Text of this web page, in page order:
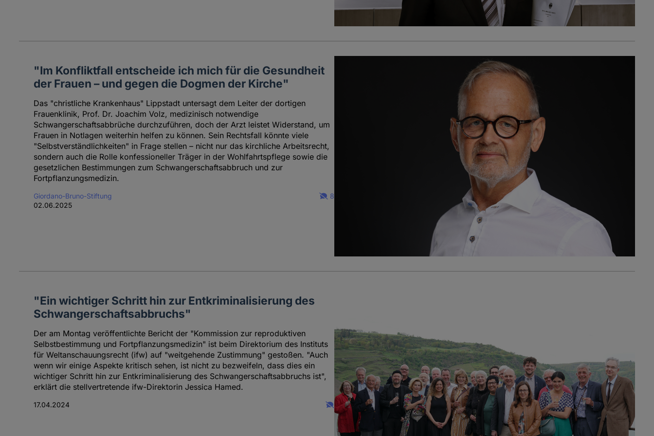
"Im Konfliktfall entscheide ich mich für die Gesundheit
der Frauen – und gegen die Dogmen der Kirche"
Das "christliche Krankenhaus" Lippstadt untersagt dem Leiter der dortigen
Frauenklinik, Prof. Dr. Joachim Volz, medizinisch notwendige
Schwangerschaftsabbrüche durchzuführen, doch der Arzt leistet Widerstand, um
Frauen in Notlagen weiterhin helfen zu können. Sein Rechtsfall könnte viele
"Selbstverständlichkeiten" in Frage stellen – nicht nur das kirchliche Arbeitsrecht,
sondern auch die Rolle konfessioneller Träger in der Wohlfahrtspflege sowie die
gesetzlichen Bestimmungen zum Schwangerschaftsabbruch und zur
Fortpflanzungsmedizin.
Giordano-Bruno-Stiftung
02.06.2025
8
"Ein wichtiger Schritt hin zur Entkriminalisierung des
Schwangerschaftsabbruchs"
Der am Montag veröffentlichte Bericht der "Kommission zur reproduktiven
Selbstbestimmung und Fortpflanzungsmedizin" ist beim Direktorium des Instituts
für Weltanschauungsrecht (ifw) auf "weitgehende Zustimmung" gestoßen. "Auch
wenn wir einige Aspekte kritisch sehen, ist nicht zu bezweifeln, dass dies ein
wichtiger Schritt hin zur Entkriminalisierung des Schwangerschaftsabbruchs ist",
erklärt die stellvertretende ifw-Direktorin Jessica Hamed.
17.04.2024